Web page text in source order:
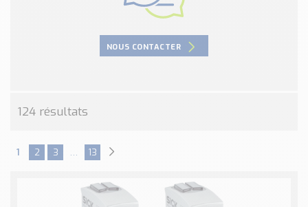
NOUS CONTACTER
124 résultats
1 2 3 … 13